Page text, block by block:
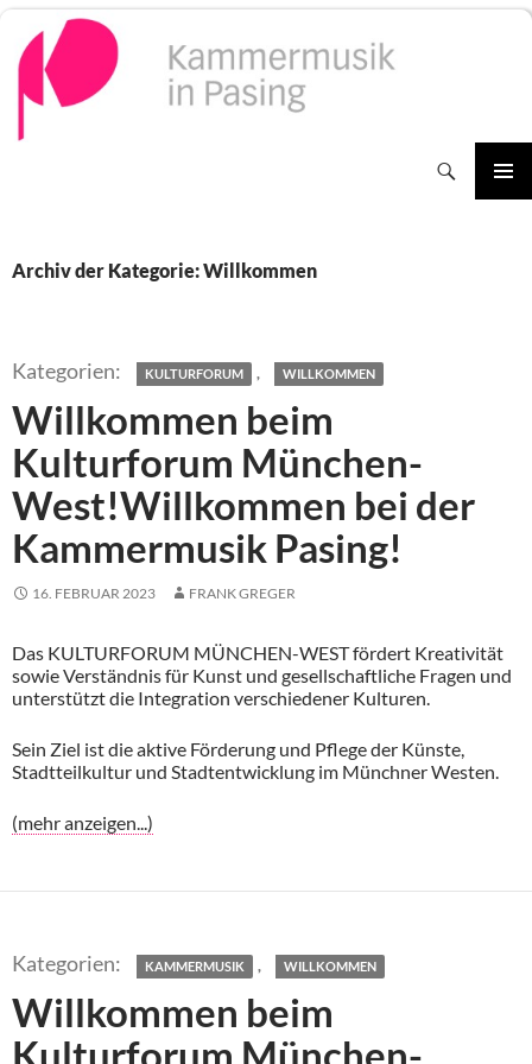
Inhalt
springen
Archiv der Kategorie: Willkommen
KULTURFORUM , WILLKOMMEN
Willkommen beim
Kulturforum München-
West!Willkommen bei der
Kammermusik Pasing!
16. FEBRUAR 2023 FRANK GREGER
Das KULTURFORUM MÜNCHEN-WEST fördert Kreativität
sowie Verständnis für Kunst und gesellschaftliche Fragen und
unterstützt die Integration verschiedener Kulturen.
Sein Ziel ist die aktive Förderung und Pflege der Künste,
Stadtteilkultur und Stadtentwicklung im Münchner Westen.
(mehr anzeigen...)
KAMMERMUSIK , WILLKOMMEN
Willkommen beim
Kulturforum München-